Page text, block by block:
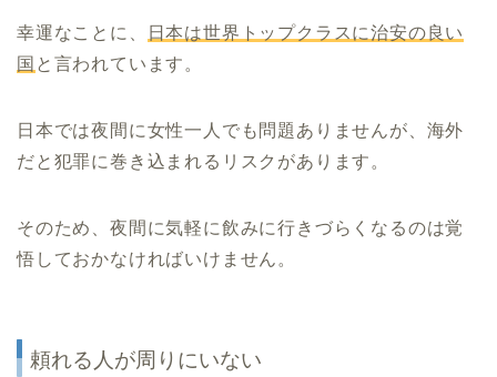
幸運なことに、
日本は世界トップクラスに治安の良い
国 と言われています。
日本では夜間に女性一人でも問題ありませんが、海外
だと犯罪に巻き込まれるリスクがあります。
そのため、夜間に気軽に飲みに行きづらくなるのは覚
悟しておかなければいけません。
頼れる人が周りにいない